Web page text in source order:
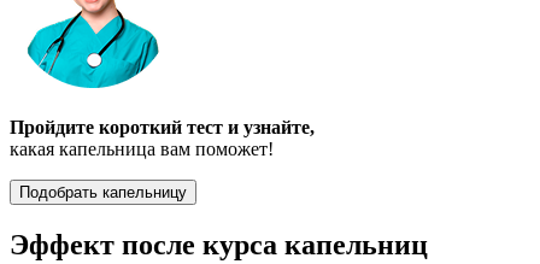
Пройдите короткий тест и узнайте,
какая капельница вам поможет!
Подобрать капельницу
Эффект после курса капельниц